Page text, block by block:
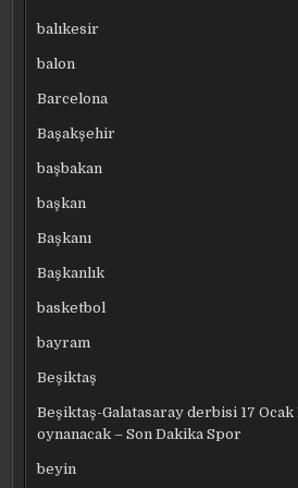
balıkesir
balon
Barcelona
Başakşehir
başbakan
başkan
Başkanı
Başkanlık
basketbol
bayram
Beşiktaş
Beşiktaş-Galatasaray derbisi 17 Ocak
oynanacak – Son Dakika Spor
beyin